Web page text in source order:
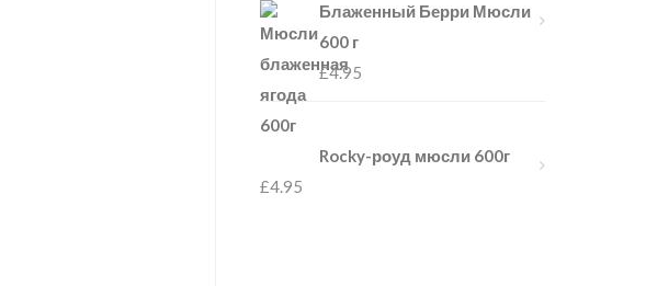
Блаженный Берри Мюсли
600 г
£4.95
Rocky-роуд мюсли 600г
£4.95